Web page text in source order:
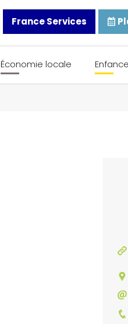
France Services
Économie locale